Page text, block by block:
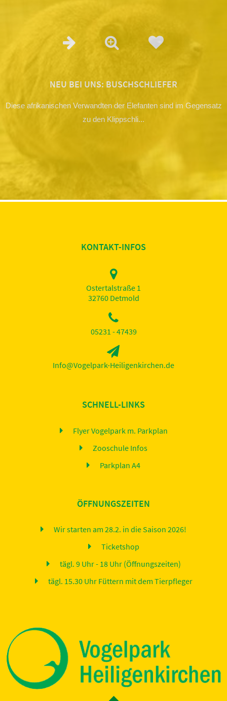
NEU BEI UNS: BUSCHSCHLIEFER
Diese afrikanischen Verwandten der Elefanten sind im Gegensatz
zu den Klippschli...
KONTAKT-INFOS
Ostertalstraße 1
32760 Detmold
05231 - 47439
Info@Vogelpark-Heiligenkirchen.de
SCHNELL-LINKS
Flyer Vogelpark m. Parkplan
Zooschule Infos
Parkplan A4
ÖFFNUNGSZEITEN
Wir starten am 28.2. in die Saison 2026!
Ticketshop
tägl. 9 Uhr - 18 Uhr (Öffnungszeiten)
tägl. 15.30 Uhr Füttern mit dem Tierpfleger